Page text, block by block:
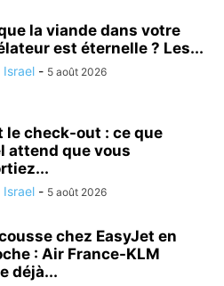
la viande dans votre
est éternelle ? Les...
Israel - 5 août 2026
le check-out : ce que
attend que vous
Israel - 5 août 2026
chez EasyJet en
: Air France-KLM
déjà...